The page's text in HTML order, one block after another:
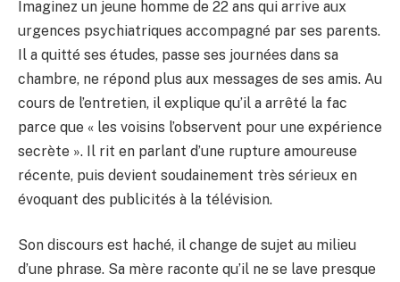
Imaginez un jeune homme de 22 ans qui arrive aux
urgences psychiatriques accompagné par ses parents.
Il a quitté ses études, passe ses journées dans sa
chambre, ne répond plus aux messages de ses amis. Au
cours de l’entretien, il explique qu’il a arrêté la fac
parce que « les voisins l’observent pour une expérience
secrète ». Il rit en parlant d’une rupture amoureuse
récente, puis devient soudainement très sérieux en
évoquant des publicités à la télévision.
Son discours est haché, il change de sujet au milieu
d’une phrase. Sa mère raconte qu’il ne se lave presque